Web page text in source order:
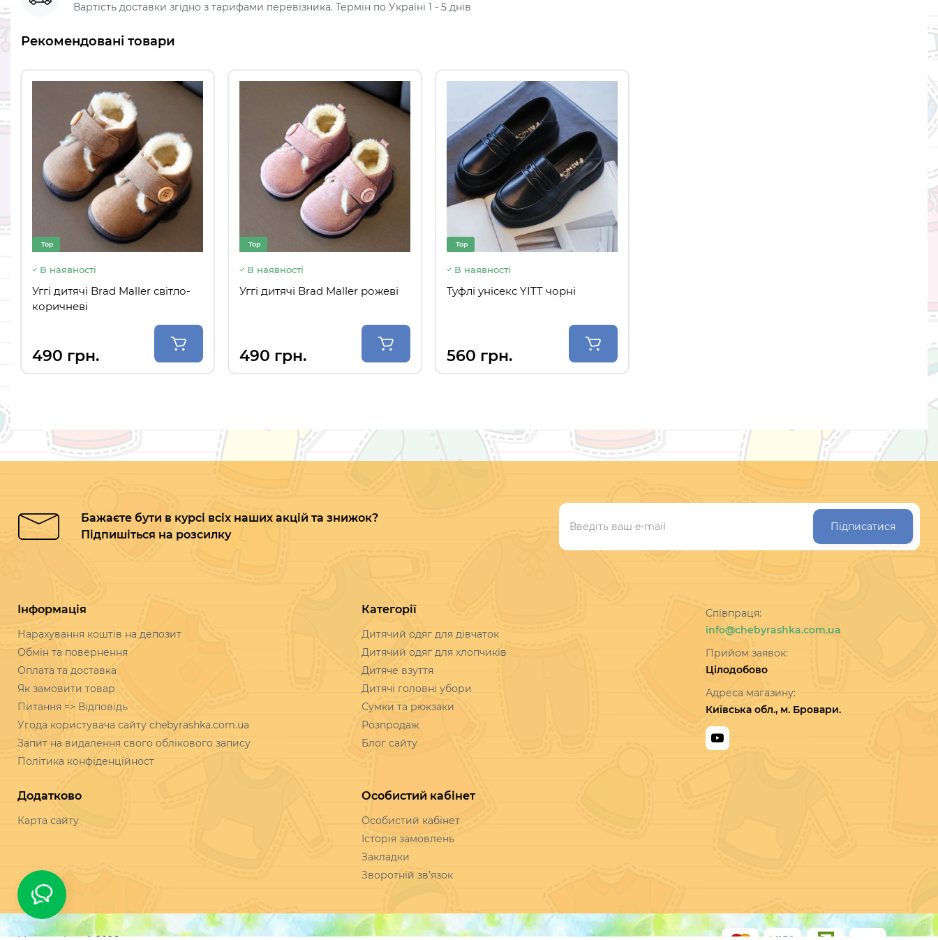
Вартість доставки згідно з тарифами перевізника. Термін по Україні 1 - 5 днів
Рекомендовані товари
В наявності
Уггі дитячі Brad Maller світло-коричневі Уггі дитячі Brad Maller рожеві Туфлі унісекс YITT чорні
Інформація
Нарахування коштів на депозит
Обмін та повернення
Оплата та доставка
Як замовити товар
Питання => Відповідь
Угода користувача сайту chebyrashka.com.ua
Політика конфіденційност
Категорії
Дитячий одяг для дівчаток
Дитячий одяг для хлопчиків
Дитяче взуття
Дитячі головні убори
Сумки та рюкзаки
Особистий кабінет
Особистий кабінет
Історія замовлень
Зворотній зв’язок
Співпраця:
info@chebyrashka.com.ua
Прийом заявок:
Цілодобово
Адреса магазину:
Київська обл., м. Бровари.